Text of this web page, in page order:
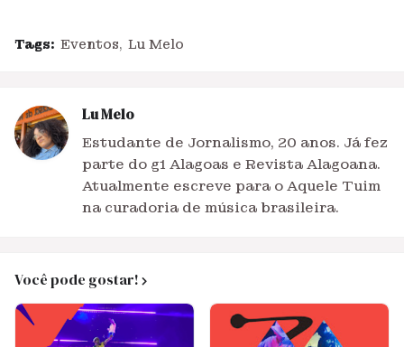
Tags: Eventos Lu Melo
Lu Melo
Estudante de Jornalismo, 20 anos. Já fez
parte do g1 Alagoas e Revista Alagoana.
Atualmente escreve para o Aquele Tuim
na curadoria de música brasileira.
Você pode gostar!